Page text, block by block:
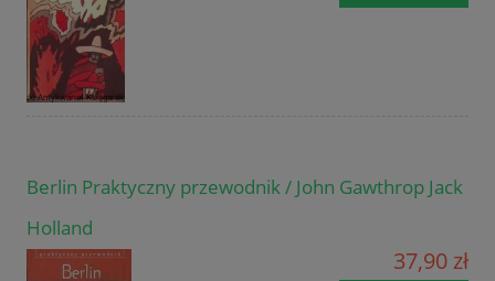
Berlin Praktyczny przewodnik / John Gawthrop Jack
Holland
37,90 zł